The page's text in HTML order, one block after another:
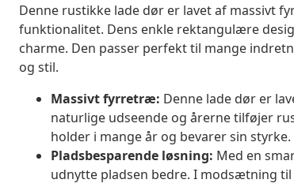
Denne rustikke lade dør er lavet af massivt
funktionalitet. Dens enkle rektangulære
charme. Den passer perfekt til mange
og stil.
Massivt fyrretræ: Denne lade dør er
naturlige udseende og årerne tilføjer
holder i mange år og bevarer sin styrke.
Pladsbesparende løsning: Med en
udnytte pladsen bedre. I modsætning